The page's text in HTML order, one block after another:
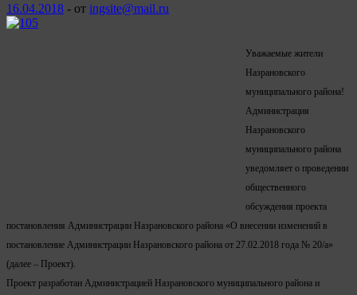
16.04.2018 - от ingsite@mail.ru
Уважаемые жители
Назрановского
муниципального района!
Администрация
Назрановского
муниципального района
уведомляет о проведении
общественного
обсуждения проекта
постановления Администрации Назрановского района «О внесении изменений в
постановление Администрации Назрановского района от 27.02.2018 года № 20/а»
(далее – Проект).
Проект разработан Администрацией Назрановского муниципального района и